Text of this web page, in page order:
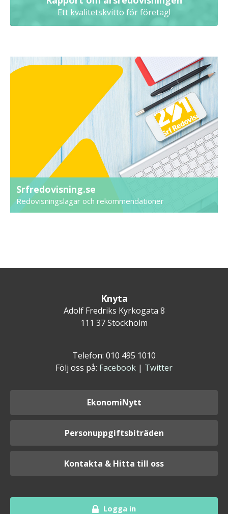
Ett kvalitetskvitto för företag!
Srfredovisning.se
Redovisningslagar och rekommendationer
Knyta
Adolf Fredriks Kyrkogata 8
111 37 Stockholm
Telefon: 010 495 1010
Följ oss på: Facebook | Twitter
EkonomiNytt
Personuppgiftsbiträden
Kontakta & Hitta till oss
Logga in